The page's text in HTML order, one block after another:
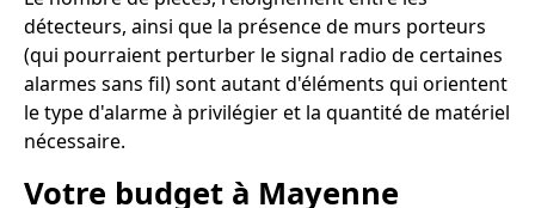
détecteurs, ainsi que la présence de murs porteurs
(qui pourraient perturber le signal radio de certaines
alarmes sans fil) sont autant d'éléments qui orientent
le type d'alarme à privilégier et la quantité de matériel
nécessaire.
Votre budget à Mayenne